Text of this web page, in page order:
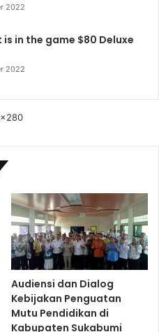
2022
is in the game $80 Deluxe
2022
Audiensi dan Dialog
Kebijakan Penguatan
Mutu Pendidikan di
Kabupaten Sukabumi